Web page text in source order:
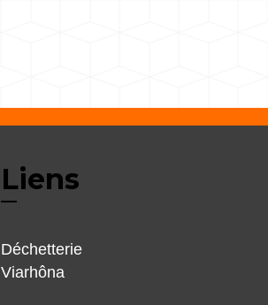
Liens
Déchetterie
Viarhôna